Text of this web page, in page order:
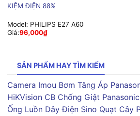
KIỆM ĐIỆN 88%
Model: PHILIPS E27 A60
Giá:96,000₫
SẢN PHẨM HAY TÌM KIẾM
Camera Imou Bơm Tăng Áp
HiKVision CB Chống Giật Panasonic
Ống Luồn Dây Điện Sino Quạt Cây